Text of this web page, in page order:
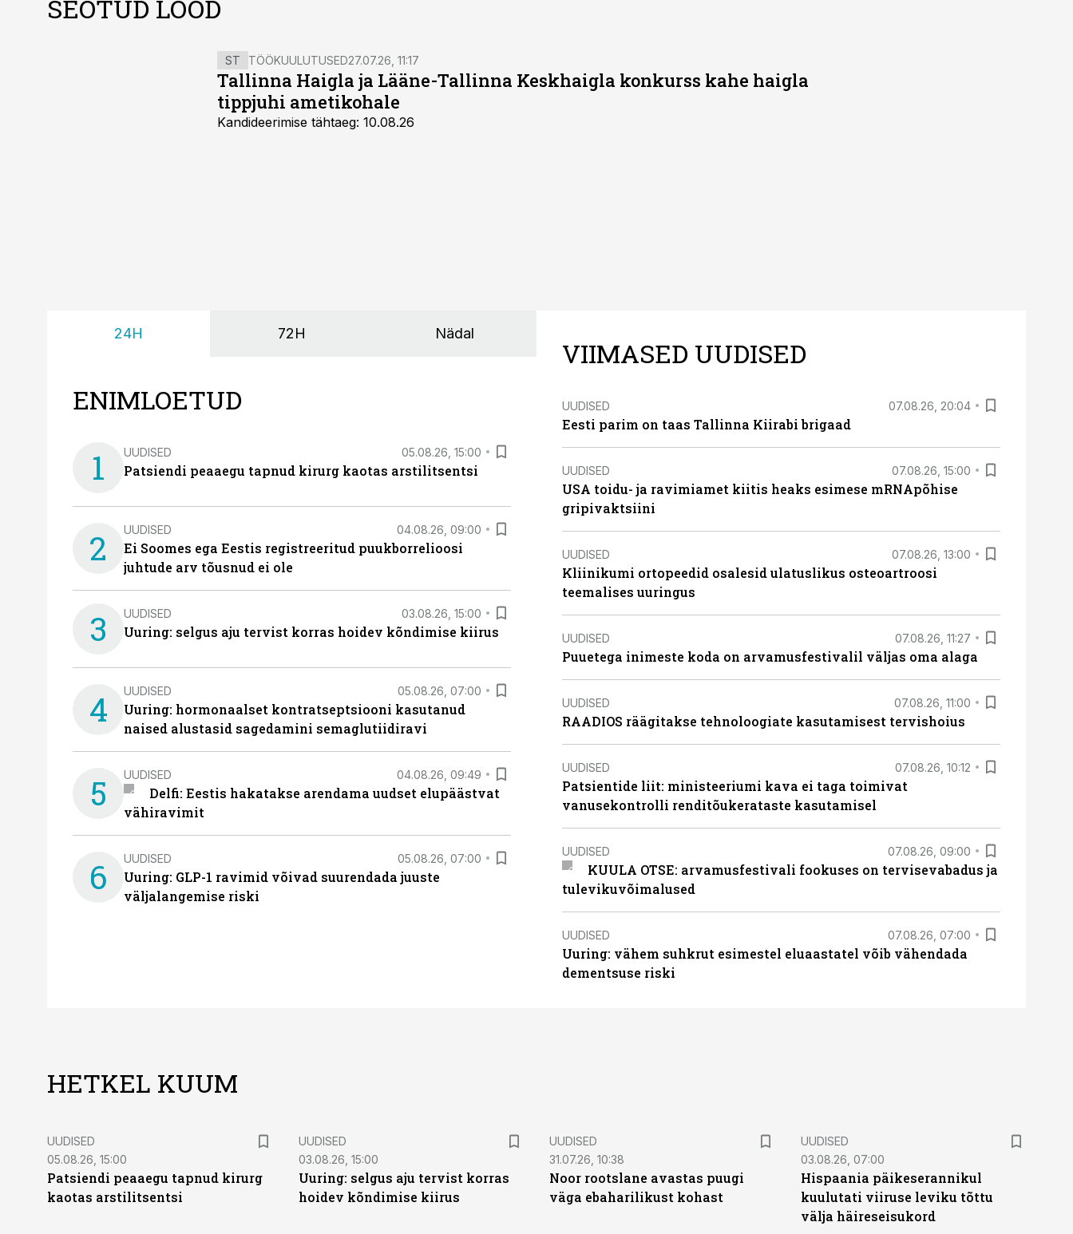
SEOTUD LOOD
ST TÖÖKUULUTUSED27.07.26, 11:17
Tallinna Haigla ja Lääne-Tallinna Keskhaigla konkurss kahe haigla
tippjuhi ametikohale
Kandideerimise tähtaeg: 10.08.26
24H 72H Nädal
ENIMLOETUD
1 UUDISED 05.08.26, 15:00
Patsiendi peaaegu tapnud kirurg kaotas arstilitsentsi
2 UUDISED 04.08.26, 09:00
Ei Soomes ega Eestis registreeritud puukborrelioosi
juhtude arv tõusnud ei ole
3 UUDISED 03.08.26, 15:00
Uuring: selgus aju tervist korras hoidev kõndimise kiirus
4 UUDISED 05.08.26, 07:00
Uuring: hormonaalset kontratseptsiooni kasutanud
naised alustasid sagedamini semaglutiidiravi
5 UUDISED 04.08.26, 09:49
Delfi: Eestis hakatakse arendama uudset elupäästvat
vähiravimit
6 UUDISED 05.08.26, 07:00
Uuring: GLP-1 ravimid võivad suurendada juuste
väljalangemise riski
VIIMASED UUDISED
UUDISED 07.08.26, 20:04
Eesti parim on taas Tallinna Kiirabi brigaad
UUDISED 07.08.26, 15:00
USA toidu- ja ravimiamet kiitis heaks esimese mRNApõhise
gripivaktsiini
UUDISED 07.08.26, 13:00
Kliinikumi ortopeedid osalesid ulatuslikus osteoartroosi
teemalises uuringus
UUDISED 07.08.26, 11:27
Puuetega inimeste koda on arvamusfestivalil väljas oma alaga
UUDISED 07.08.26, 11:00
RAADIOS räägitakse tehnoloogiate kasutamisest tervishoius
UUDISED 07.08.26, 10:12
Patsientide liit: ministeeriumi kava ei taga toimivat
vanusekontrolli renditõukerataste kasutamisel
UUDISED 07.08.26, 09:00
KUULA OTSE: arvamusfestivali fookuses on tervisevabadus ja
tulevikuvõimalused
UUDISED 07.08.26, 07:00
Uuring: vähem suhkrut esimestel eluaastatel võib vähendada
dementsuse riski
HETKEL KUUM
UUDISED
05.08.26, 15:00
Patsiendi peaaegu tapnud kirurg
kaotas arstilitsentsi
UUDISED
03.08.26, 15:00
Uuring: selgus aju tervist korras
hoidev kõndimise kiirus
UUDISED
31.07.26, 10:38
Noor rootslane avastas puugi
väga ebaharilikust kohast
UUDISED
03.08.26, 07:00
Hispaania päikeserannikul
kuulutati viiruse leviku tõttu
välja häireseisukord